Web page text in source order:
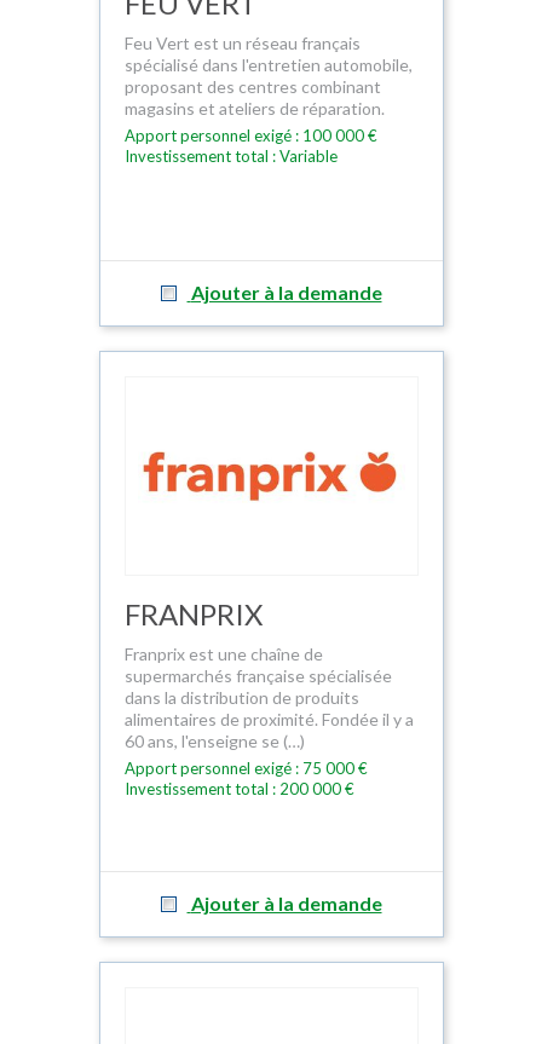
Feu Vert est un réseau français
spécialisé dans l'entretien automobile,
proposant des centres combinant
magasins et ateliers de réparation.
Apport personnel exigé : 100 000 €
Investissement total : Variable
Ajouter à la demande
FRANPRIX
Franprix est une chaîne de
supermarchés française spécialisée
dans la distribution de produits
alimentaires de proximité. Fondée il y a
60 ans, l'enseigne se (…)
Apport personnel exigé : 75 000 €
Investissement total : 200 000 €
Ajouter à la demande